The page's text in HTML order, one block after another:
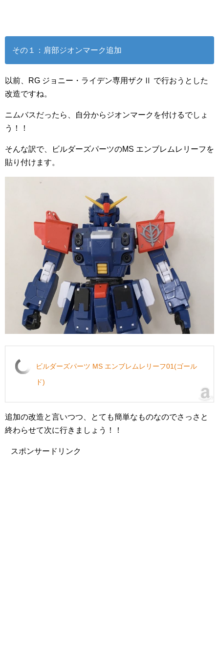
その１：肩部ジオンマーク追加
以前、RG ジョニー・ライデン専用ザクⅡ で行おうとした
改造ですね。
ニムバスだったら、自分からジオンマークを付けるでしょ
う！！
そんな訳で、ビルダーズパーツのMS エンブレムレリーフを
貼り付けます。
ビルダーズパーツ MS エンブレムレリーフ01(ゴール
ド)
追加の改造と言いつつ、とても簡単なものなのでさっさと
終わらせて次に行きましょう！！
スポンサードリンク